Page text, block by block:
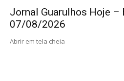
Jornal Guarulhos Hoje –
07/08/2026
Abrir em tela cheia